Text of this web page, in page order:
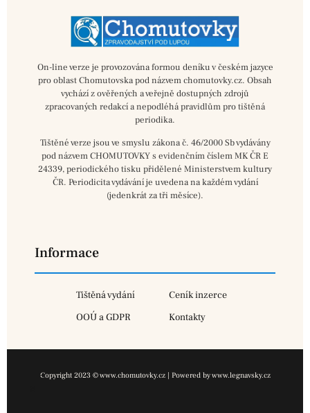
On-line verze je provozována formou deníku v českém jazyce
pro oblast Chomutovska pod názvem chomutovky.cz. Obsah
vychází z ověřených a veřejně dostupných zdrojů
zpracovaných redakcí a nepodléhá pravidlům pro tištěná
periodika.
Tištěné verze jsou ve smyslu zákona č. 46/2000 Sb vydávány
pod názvem CHOMUTOVKY s evidenčním číslem MK ČR E
24339, periodického tisku přidělené Ministerstvem kultury
ČR. Periodicita vydávání je uvedena na každém vydání
(jedenkrát za tři měsíce).
Informace
Tištěná vydání
Ceník inzerce
OOÚ a GDPR
Kontakty
Copyright 2023 © www.chomutovky.cz | Powered by www.legnavsky.cz